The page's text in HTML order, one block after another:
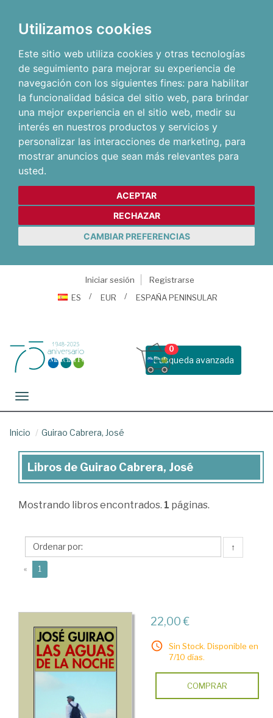
Utilizamos cookies
Este sitio web utiliza cookies y otras tecnologías
de seguimiento para mejorar su experiencia de
navegación con los siguientes fines: para habilitar
la funcionalidad básica del sitio web, para brindar
una mejor experiencia en el sitio web, medir su
interés en nuestros productos y servicios y
personalizar las interacciones de marketing, para
mostrar anuncios que sean más relevantes para
usted.
ACEPTAR
RECHAZAR
CAMBIAR PREFERENCIAS
Iniciar sesión
Registrarse
ES
EUR ESPAÑA PENINSULAR
Busqueda avanzada
0
Toggle navigation
Inicio Guirao Cabrera, José
Libros
Guirao
José
Libros de Guirao Cabrera, José
Mostrando libros encontrados. 1 páginas.
↑
« 1
22,00 €
Sin Stock. Disponible en
7/10 días.
COMPRAR